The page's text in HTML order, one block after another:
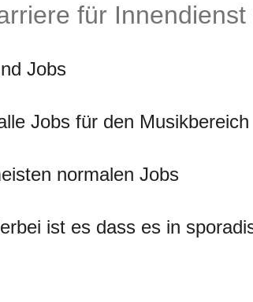
für
Jobs
Jobs für den
normalen Jobs
ist es dass es in